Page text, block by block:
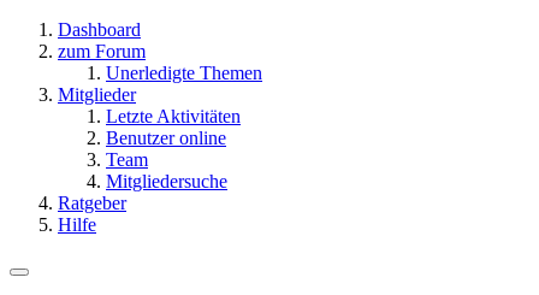
Dashboard
zum Forum
Unerledigte Themen
Mitglieder
Letzte Aktivitäten
Benutzer online
Team
Mitgliedersuche
Ratgeber
Hilfe